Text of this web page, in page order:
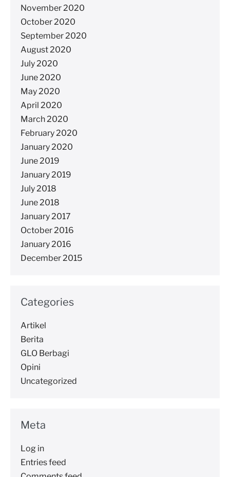
November 2020
October 2020
September 2020
August 2020
July 2020
June 2020
May 2020
April 2020
March 2020
February 2020
January 2020
June 2019
January 2019
July 2018
June 2018
January 2017
October 2016
January 2016
December 2015
Categories
Artikel
Berita
GLO Berbagi
Opini
Uncategorized
Meta
Log in
Entries feed